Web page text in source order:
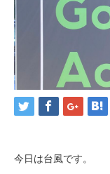
今日は台風です。